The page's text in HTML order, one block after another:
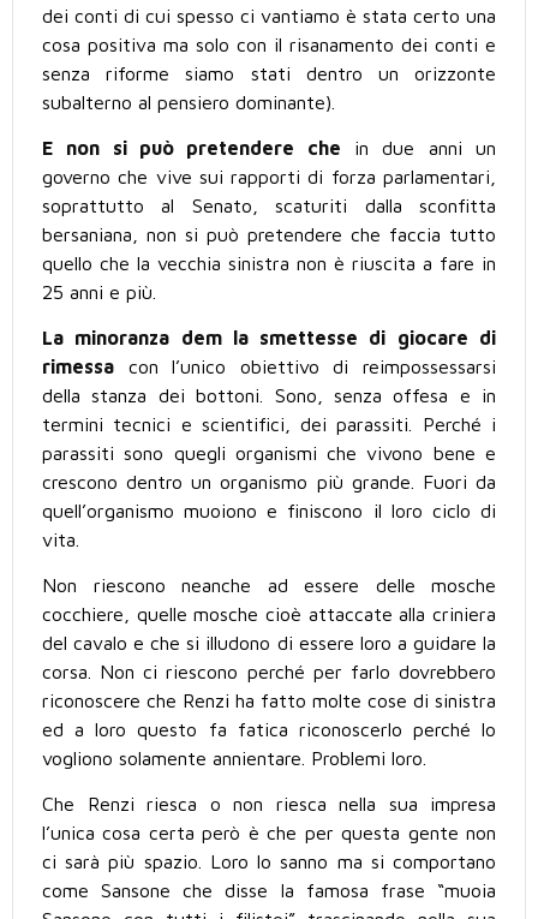
dei conti di cui spesso ci vantiamo è stata certo una
cosa positiva ma solo con il risanamento dei conti e
senza riforme siamo stati dentro un orizzonte
subalterno al pensiero dominante).
E non si può pretendere che in due anni un
governo che vive sui rapporti di forza parlamentari,
soprattutto al Senato, scaturiti dalla sconfitta
bersaniana, non si può pretendere che faccia tutto
quello che la vecchia sinistra non è riuscita a fare in
25 anni e più.
La minoranza dem la smettesse di giocare di
rimessa con l’unico obiettivo di reimpossessarsi
della stanza dei bottoni. Sono, senza offesa e in
termini tecnici e scientifici, dei parassiti. Perché i
parassiti sono quegli organismi che vivono bene e
crescono dentro un organismo più grande. Fuori da
quell’organismo muoiono e finiscono il loro ciclo di
vita.
Non riescono neanche ad essere delle mosche
cocchiere, quelle mosche cioè attaccate alla criniera
del cavalo e che si illudono di essere loro a guidare la
corsa. Non ci riescono perché per farlo dovrebbero
riconoscere che Renzi ha fatto molte cose di sinistra
ed a loro questo fa fatica riconoscerlo perché lo
vogliono solamente annientare. Problemi loro.
Che Renzi riesca o non riesca nella sua impresa
l’unica cosa certa però è che per questa gente non
ci sarà più spazio. Loro lo sanno ma si comportano
come Sansone che disse la famosa frase “muoia